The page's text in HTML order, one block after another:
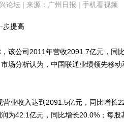
论坛| 来源：广州日报 | 手机看视频
提高
公司2011年营收2091.7亿元，同
场分析认为，中国联通业绩领先移动
业收入达到2091.5亿元，同比增长
为42.1亿元，同比增长20.0%；每股